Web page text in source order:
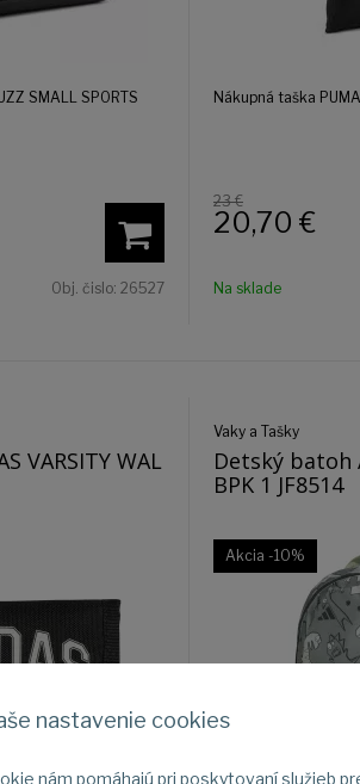
nastavenie cookies
nám pomáhajú pri poskytovaní služieb
SMALL SPORTS
Obj. čislo: 26527
Nákupná taška
23 €
20,70 €
Na sklade
VARSITY WAL
Vaky a Tašky
Detský batoh
BPK 1 JF8514
Akcia -10%